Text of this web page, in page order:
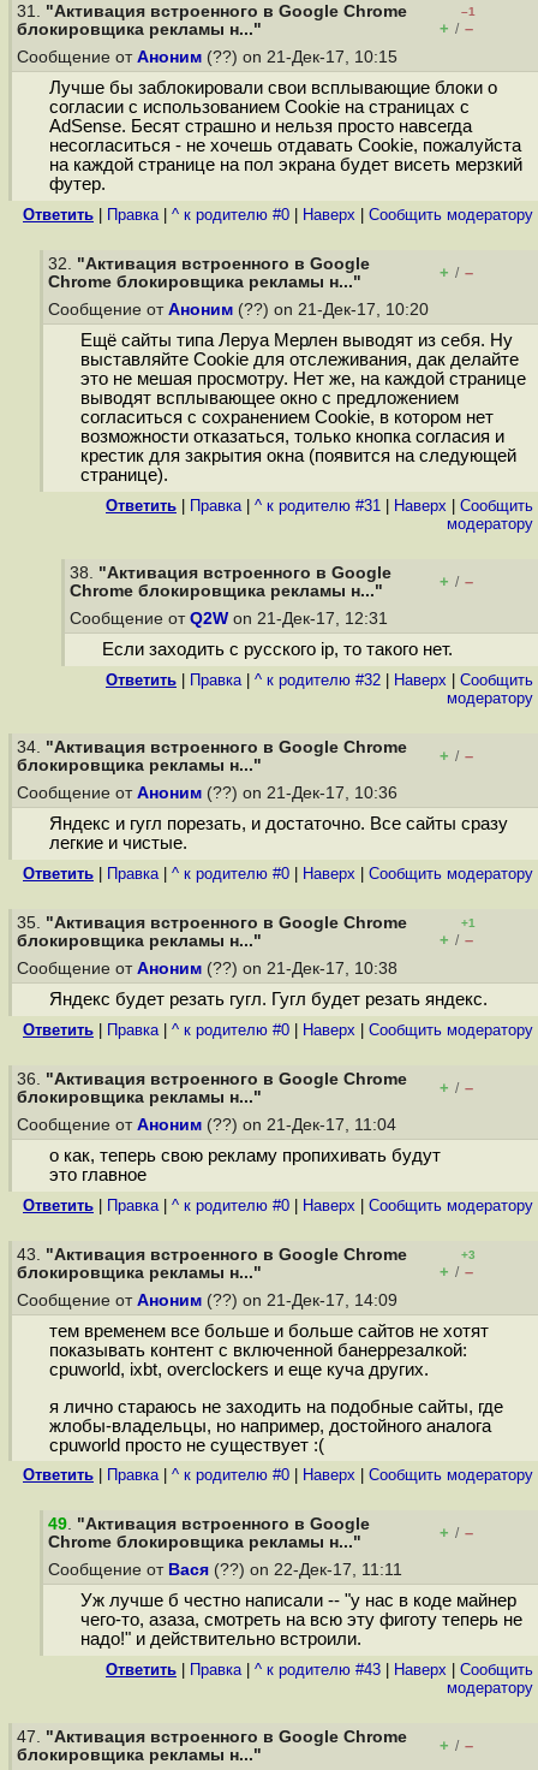
31. "Активация встроенного в Google Chrome
блокировщика рекламы н..."
–1
+ / –
Сообщение от Аноним (??) on 21-Дек-17, 10:15
Лучше бы заблокировали свои всплывающие блоки о
согласии с использованием Cookie на страницах с
AdSense. Бесят страшно и нельзя просто навсегда
несогласиться - не хочешь отдавать Cookie, пожалуйста
на каждой странице на пол экрана будет висеть мерзкий
футер.
Ответить Правка| ^ к родителю #0 Наверх Cообщить модератору
32. "Активация встроенного в Google
Chrome блокировщика рекламы н..."
+ / –
Сообщение от Аноним (??) on 21-Дек-17, 10:20
Ещё сайты типа Леруа Мерлен выводят из себя. Ну
выставляйте Cookie для отслеживания, дак делайте
это не мешая просмотру. Нет же, на каждой странице
выводят всплывающее окно с предложением
согласиться с сохранением Cookie, в котором нет
возможности отказаться, только кнопка согласия и
крестик для закрытия окна (появится на следующей
странице).
Ответить Правка| ^ к родителю #31 Наверх
Cообщить
модератору
38. "Активация встроенного в Google
Chrome блокировщика рекламы н..."
+ / –
Сообщение от Q2W on 21-Дек-17, 12:31
Если заходить с русского ip, то такого нет.
Ответить Правка| ^ к родителю #32 Наверх
Cообщить
модератору
34. "Активация встроенного в Google Chrome
блокировщика рекламы н..."
+ / –
Сообщение от Аноним (??) on 21-Дек-17, 10:36
Яндекс и гугл порезать, и достаточно. Все сайты сразу
легкие и чистые.
Ответить Правка| ^ к родителю #0 Наверх Cообщить модератору
35. "Активация встроенного в Google Chrome
блокировщика рекламы н..."
+1
+ / –
Сообщение от Аноним (??) on 21-Дек-17, 10:38
Яндекс будет резать гугл. Гугл будет резать яндекс.
Ответить Правка| ^ к родителю #0 Наверх Cообщить модератору
36. "Активация встроенного в Google Chrome
блокировщика рекламы н..."
+ / –
Сообщение от Аноним (??) on 21-Дек-17, 11:04
о как, теперь свою рекламу пропихивать будут
это главное
Ответить Правка| ^ к родителю #0 Наверх Cообщить модератору
43. "Активация встроенного в Google Chrome
блокировщика рекламы н..."
+3
+ / –
Сообщение от Аноним (??) on 21-Дек-17, 14:09
тем временем все больше и больше сайтов не хотят
показывать контент с включенной банеррезалкой:
cpuworld, ixbt, overclockers и еще куча других.
я лично стараюсь не заходить на подобные сайты, где
жлобы-владельцы, но например, достойного аналога
cpuworld просто не существует :(
Ответить Правка| ^ к родителю #0 Наверх Cообщить модератору
49. "Активация встроенного в Google
Chrome блокировщика рекламы н..."
+ / –
Сообщение от Вася (??) on 22-Дек-17, 11:11
Уж лучше б честно написали -- "у нас в коде майнер
чего-то, азаза, смотреть на всю эту фиготу теперь не
надо!" и действительно встроили.
Ответить Правка| ^ к родителю #43 Наверх
Cообщить
модератору
47. "Активация встроенного в Google Chrome
блокировщика рекламы н..."
+ / –